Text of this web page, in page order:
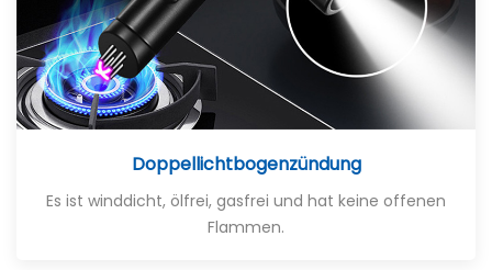
Doppellichtbogenzündung
Es ist winddicht, ölfrei, gasfrei und hat keine offenen
Flammen.